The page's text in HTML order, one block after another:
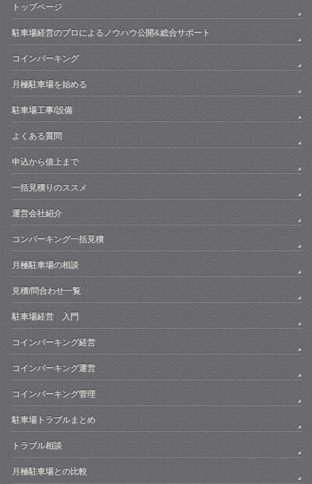
トップページ
駐車場経営のプロによるノウハウ公開&総合サポート
コインパーキング
月極駐車場を始める
駐車場工事/設備
よくある質問
申込から借上まで
一括見積りのススメ
運営会社紹介
コンパーキング一括見積
月極駐車場の相談
見積/問合わせ一覧
駐車場経営 入門
コインパーキング経営
コインパーキング運営
コインパーキング管理
駐車場トラブルまとめ
トラブル相談
月極駐車場との比較